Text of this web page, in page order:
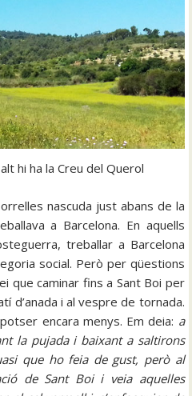
hi ha la Creu del Querol
nascuda just abans de la
a Barcelona. En aquells
treballar a Barcelona
social. Però per qüestions
que caminar fins a Sant Boi per
d’anada i al vespre de tornada.
encara menys. Em deia: a
la pujada i baixant a saltirons
que ho feia de gust, però al
de Sant Boi i veia aquelles